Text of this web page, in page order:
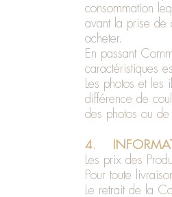
consommation
avant la prise de
acheter.
En passant
caractéristiques
Les photos et les
différence de
des photos ou de
4.
Les prix des
Pour toute
Le retrait de la